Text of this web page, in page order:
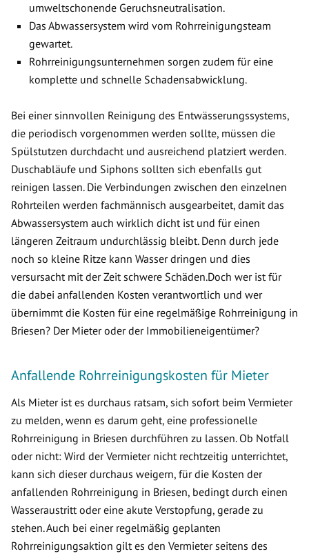
umweltschonende Geruchsneutralisation.
Das Abwassersystem wird vom Rohrreinigungsteam
gewartet.
Rohrreinigungsunternehmen sorgen zudem für eine
komplette und schnelle Schadensabwicklung.
Bei einer sinnvollen Reinigung des Entwässerungssystems,
die periodisch vorgenommen werden sollte, müssen die
Spülstutzen durchdacht und ausreichend platziert werden.
Duschabläufe und Siphons sollten sich ebenfalls gut
reinigen lassen. Die Verbindungen zwischen den einzelnen
Rohrteilen werden fachmännisch ausgearbeitet, damit das
Abwassersystem auch wirklich dicht ist und für einen
längeren Zeitraum undurchlässig bleibt. Denn durch jede
noch so kleine Ritze kann Wasser dringen und dies
versursacht mit der Zeit schwere Schäden.Doch wer ist für
die dabei anfallenden Kosten verantwortlich und wer
übernimmt die Kosten für eine regelmäßige Rohrreinigung in
Briesen? Der Mieter oder der Immobilieneigentümer?
Anfallende Rohrreinigungskosten für Mieter
Als Mieter ist es durchaus ratsam, sich sofort beim Vermieter
zu melden, wenn es darum geht, eine professionelle
Rohrreinigung in Briesen durchführen zu lassen. Ob Notfall
oder nicht: Wird der Vermieter nicht rechtzeitig unterrichtet,
kann sich dieser durchaus weigern, für die Kosten der
anfallenden Rohrreinigung in Briesen, bedingt durch einen
Wasseraustritt oder eine akute Verstopfung, gerade zu
stehen. Auch bei einer regelmäßig geplanten
Rohrreinigungsaktion gilt es den Vermieter seitens des